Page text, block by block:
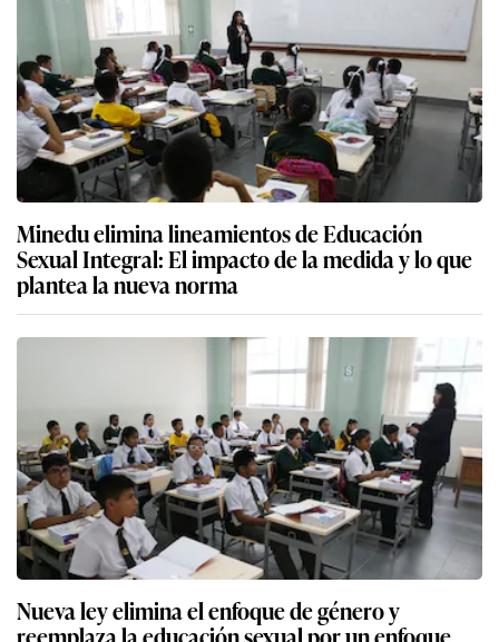
Minedu elimina lineamientos de Educación
Sexual Integral: El impacto de la medida y lo que
plantea la nueva norma
Nueva ley elimina el enfoque de género y